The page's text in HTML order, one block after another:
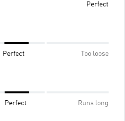
Perfect
Perfect Too loose
Perfect Runs long